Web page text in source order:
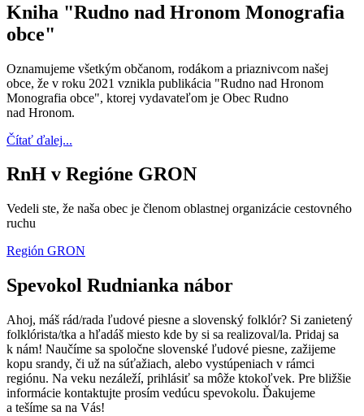
Kniha "Rudno nad Hronom Monografia
obce"
Oznamujeme všetkým občanom, rodákom a priaznivcom našej
obce, že v roku 2021 vznikla publikácia "Rudno nad Hronom
Monografia obce", ktorej vydavateľom je Obec Rudno
nad Hronom.
Čítať ďalej...
RnH v Regióne GRON
Vedeli ste, že naša obec je členom oblastnej organizácie cestovného
ruchu
Región GRON
Spevokol Rudnianka nábor
Ahoj, máš rád/rada ľudové piesne a slovenský folklór? Si zanietený
folklórista/tka a hľadáš miesto kde by si sa realizoval/la. Pridaj sa
k nám! Naučíme sa spoločne slovenské ľudové piesne, zažijeme
kopu srandy, či už na súťažiach, alebo vystúpeniach v rámci
regiónu. Na veku nezáleží, prihlásiť sa môže ktokoľvek. Pre bližšie
informácie kontaktujte prosím vedúcu spevokolu. Ďakujeme
a tešíme sa na Vás!